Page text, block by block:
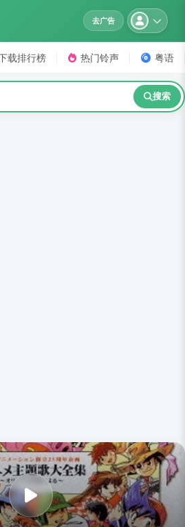
去广告
载排行榜 热门铃声 粤语
搜索